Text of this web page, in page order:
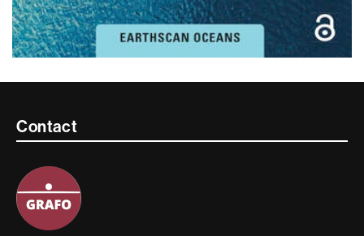
Contacte
informació
legal
Contact